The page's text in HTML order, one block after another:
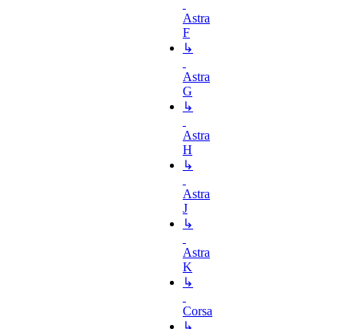
Astra
F
↳
Astra
G
↳
Astra
H
↳
Astra
J
↳
Astra
K
↳
Corsa